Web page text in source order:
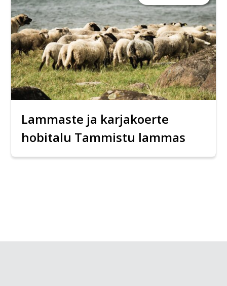
Lammaste ja karjakoerte
hobitalu Tammistu lammas